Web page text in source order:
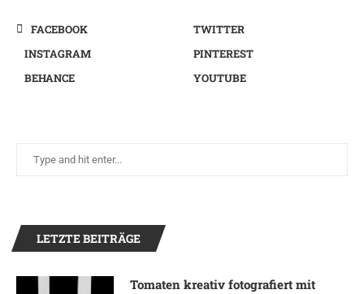
FACEBOOK
TWITTER
INSTAGRAM
PINTEREST
BEHANCE
YOUTUBE
LETZTE BEITRÄGE
Tomaten kreativ fotografiert mit